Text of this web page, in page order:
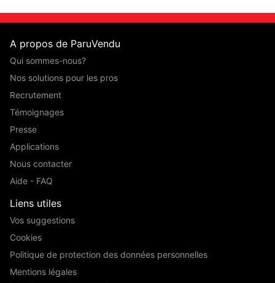
A propos de ParuVendu
Qui sommes-nous?
Nos solutions pour les pros
Recrutement
Témoignages
Presse
Applications
Nous contacter
Aide - FAQ
Liens utiles
Vos suggestions
Cookies
Politique de protection des données personnelles
Mentions légales